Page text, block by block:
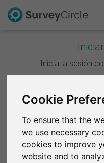
Cookie
To ensure that the
we use necessary
cookies to improve
website and to
Inicia la sesión